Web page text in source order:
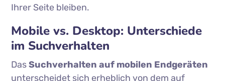
Ihrer Seite bleiben.
Mobile vs. Desktop: Unterschiede
im Suchverhalten
DasSuchverhalten auf mobilen Endgeräten
unterscheidet sich erheblich von dem auf